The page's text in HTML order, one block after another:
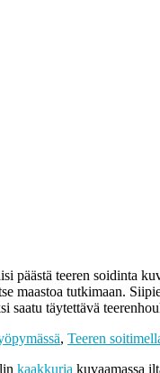
päästä teeren soidinta
maastoa tutkimaan.
saatu täytettävä
, Teeren
kaakkuria kuvaamassa